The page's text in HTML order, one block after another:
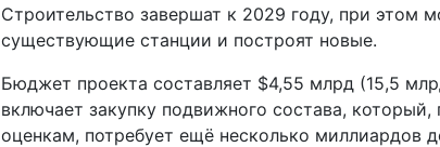
Строительство завершат к 2029 году, при этом
существующие станции и построят новые.
Бюджет проекта составляет $4,55 млрд (15,5
включает закупку подвижного состава,
оценкам, потребует ещё несколько миллиардов